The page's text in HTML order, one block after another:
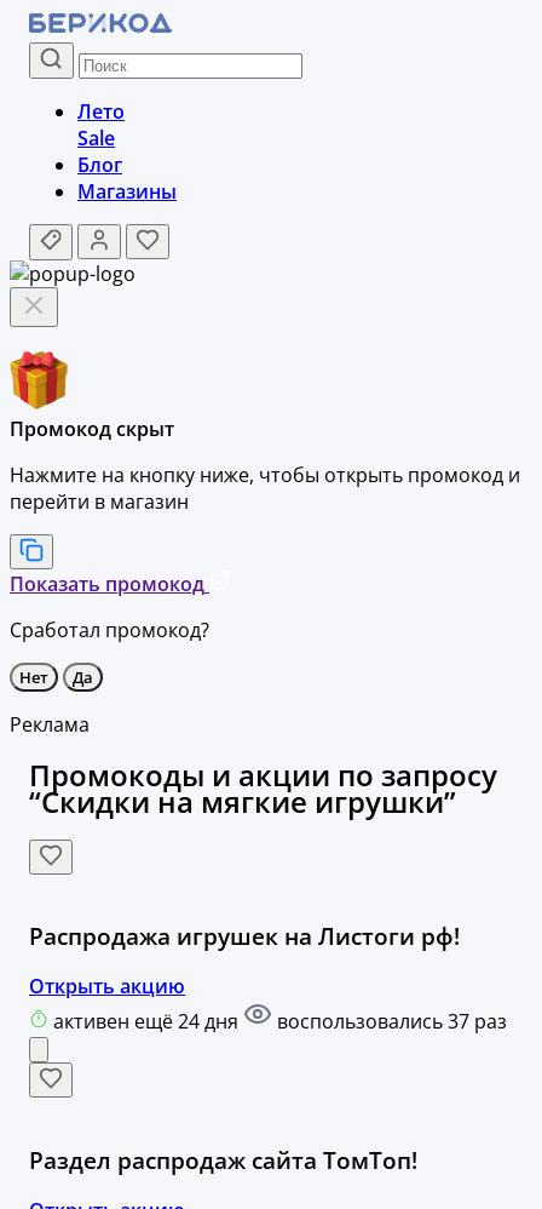
Лето
Sale
Блог
Магазины
Промокод скрыт
Нажмите на кнопку ниже, чтобы открыть промокод и
перейти в магазин
Показать промокод
Сработал промокод?
Нет Да
Реклама
Промокоды и акции по запросу
“Скидки на мягкие игрушки”
Распродажа игрушек на Листоги рф!
Открыть акцию
активен ещё 24 дня
воспользовались 37 раз
Раздел распродаж сайта ТомТоп!